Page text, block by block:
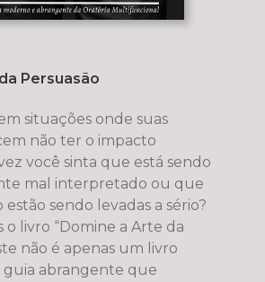
Persuasão
situações onde suas
não ter o impacto
você sinta que está sendo
mal interpretado ou que
estão sendo levadas a sério?
o livro “Domine a Arte da
não é apenas um livro
abrangente que